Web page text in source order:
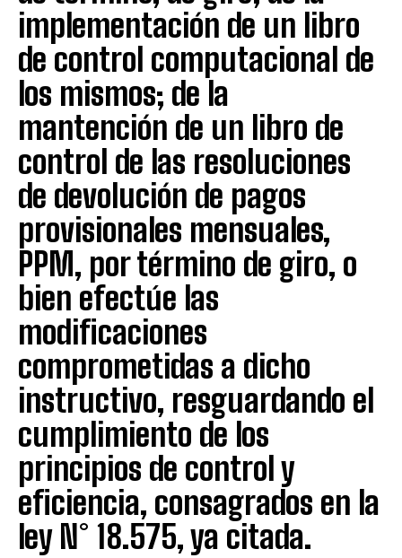
implementación de un libro
de control computacional de
los mismos; de la
mantención de un libro de
control de las resoluciones
de devolución de pagos
provisionales mensuales,
PPM, por término de giro, o
bien efectúe las
modificaciones
comprometidas a dicho
instructivo, resguardando el
cumplimiento de los
principios de control y
eficiencia, consagrados en la
ley N° 18.575, ya citada.